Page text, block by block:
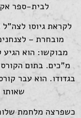
לבית-ספר
לקראת גיוסו
מובחרת –
מבוקשו: הוא הגיע
מ"כים. בתום הקורס
בגדודו. הוא עבר
שאותו
כשפרצה מלחמת